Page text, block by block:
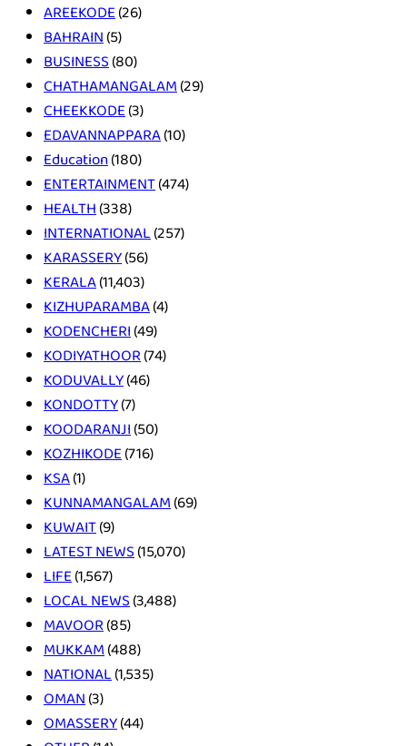
AREEKODE(26)
BAHRAIN(5)
BUSINESS(80)
CHATHAMANGALAM(29)
CHEEKKODE(3)
EDAVANNAPPARA(10)
Education(180)
ENTERTAINMENT(474)
HEALTH(338)
INTERNATIONAL(257)
KARASSERY(56)
KERALA(11,403)
KIZHUPARAMBA(4)
KODENCHERI(49)
KODIYATHOOR(74)
KODUVALLY(46)
KONDOTTY(7)
KOODARANJI(50)
KOZHIKODE(716)
KSA(1)
KUNNAMANGALAM(69)
KUWAIT(9)
LATEST NEWS(15,070)
LIFE(1,567)
LOCAL NEWS(3,488)
MAVOOR(85)
MUKKAM(488)
NATIONAL(1,535)
OMAN(3)
OMASSERY(44)